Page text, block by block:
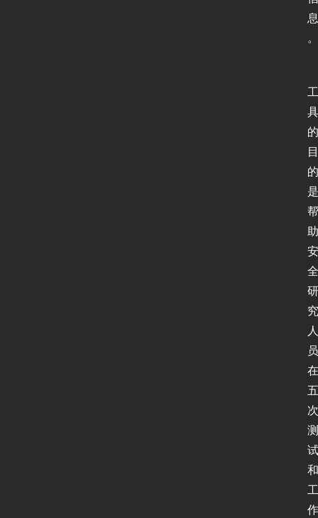
息
。
工
具
的
目
的
是
帮
助
安
全
研
究
人
员
在
五
次
测
试
和
工
作